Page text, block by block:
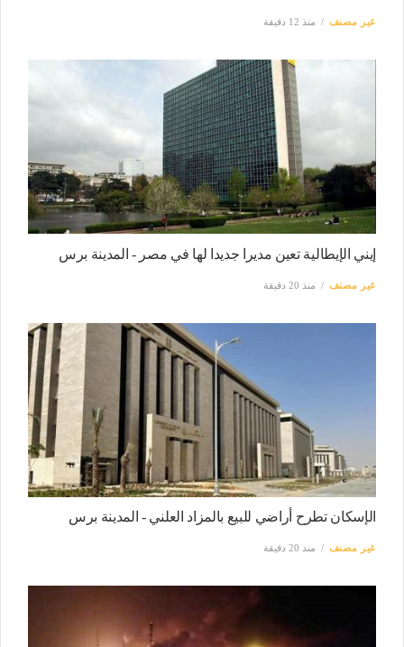
غير مصنف منذ 12 دقيقة
إيني الإيطالية تعين مديرا جديدا لها في مصر - المدينة برس
غير مصنف منذ 20 دقيقة
الإسكان تطرح أراضي للبيع بالمزاد العلني - المدينة برس
غير مصنف منذ 20 دقيقة